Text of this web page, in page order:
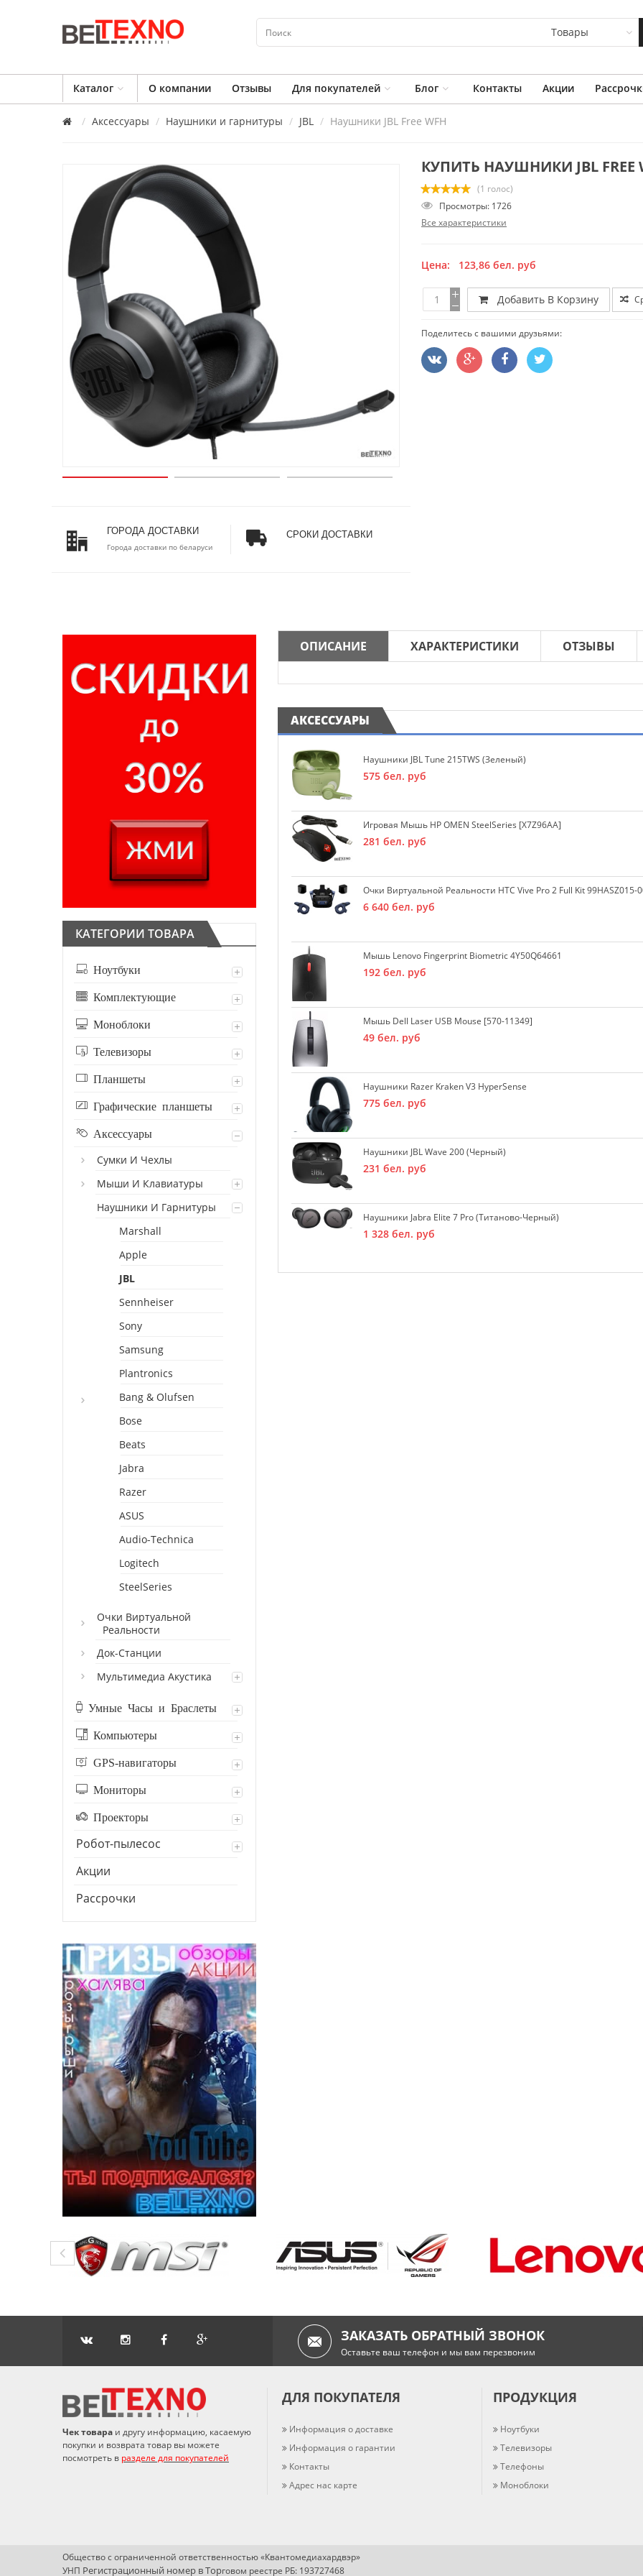
Товары
Каталог О компании Отзывы Для покупателей Блог Контакты Акции
Аксессуары Наушники и гарнитуры JBL Наушники JBL Free WFH
ГОРОДА ДОСТАВКИ
Города доставки по беларуси
СРОКИ ДОСТАВКИ
КУПИТЬ НАУШНИКИ JBL FREE
(1 голос)
Просмотры: 1726
Все характеристики
Цена: 123,86 бел. руб
Добавить В Корзину
Поделитесь с вашими друзьями:
КАТЕГОРИИ ТОВАРА
Ноутбуки
Комплектующие
Моноблоки
Телевизоры
Планшеты
Графические планшеты
Аксессуары
Сумки И Чехлы
Мыши И Клавиатуры
Наушники И Гарнитуры
Marshall
Apple
JBL
Sennheiser
Sony
Samsung
Plantronics
Bang & Olufsen
Bose
Beats
Jabra
Razer
ASUS
Audio-Technica
Logitech
SteelSeries
Реальности
Док-Станции
Мультимедиа Акустика
Умные Часы и Браслеты
Компьютеры
GPS-навигаторы
Мониторы
Проекторы
Робот-пылесос
Акции
Рассрочки
ОПИСАНИЕ ХАРАКТЕРИСТИКИ ОТЗЫВЫ
АКСЕССУАРЫ
Наушники JBL Tune 215TWS (зеленый)
575 бел. руб
Игровая Мышь HP OMEN SteelSeries [X7Z96AA]
281 бел. руб
Очки Виртуальной Реальности HTC Vive Pro 2 Full Kit 99HASZ015-
6 640 бел. руб
Мышь Lenovo Fingerprint Biometric 4Y50Q64661
192 бел. руб
Мышь Dell Laser USB Mouse [570-11349]
49 бел. руб
Наушники Razer Kraken V3 HyperSense
775 бел. руб
Наушники JBL Wave 200 (черный)
231 бел. руб
Наушники Jabra Elite 7 Pro (титаново-Черный)
1 328 бел. руб
ЗАКАЗАТЬ ОБРАТНЫЙ ЗВОНОК
Оставьте ваш телефон и мы вам перезвоним
Чек товара и другу информацию, касаемую
покупки и возврата товар вы можете
посмотреть в разделе для покупателей
ДЛЯ ПОКУПАТЕЛЯ
Информация о доставке
Информация о гарантии
Контакты
Адрес нас карте
ПРОДУКЦИЯ
Ноутбуки
Телевизоры
Телефоны
Моноблоки
Общество с ограниченной ответственностью «Квантомедиахардвэр»
УНП Регистрационный номер в Торговом реестре РБ: 193727468